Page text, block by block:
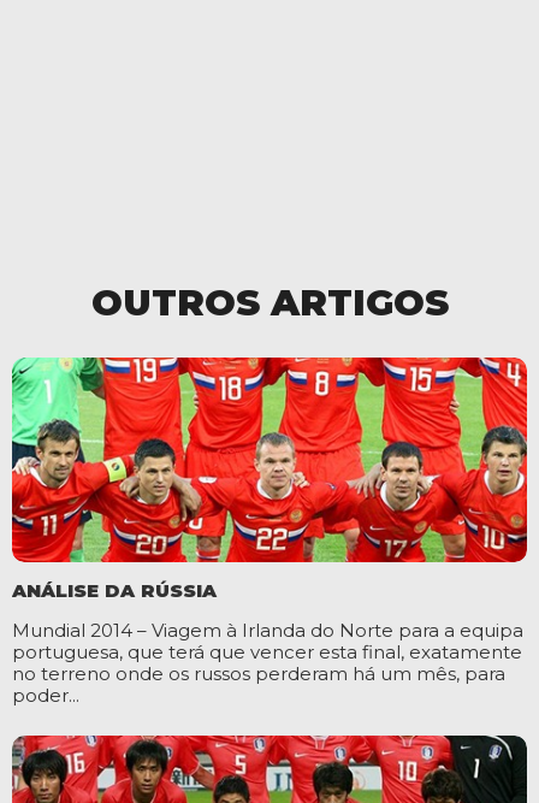
OUTROS ARTIGOS
ANÁLISE DA RÚSSIA
Mundial 2014 – Viagem à Irlanda do Norte para a equipa
portuguesa, que terá que vencer esta final, exatamente
no terreno onde os russos perderam há um mês, para
poder...